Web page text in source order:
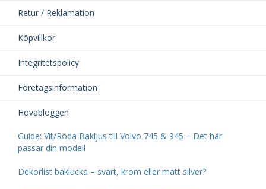
Retur / Reklamation
Köpvillkor
Integritetspolicy
Företagsinformation
Hovabloggen
Guide: Vit/Röda Bakljus till Volvo 745 & 945 – Det här
passar din modell
Dekorlist baklucka – svart, krom eller matt silver?